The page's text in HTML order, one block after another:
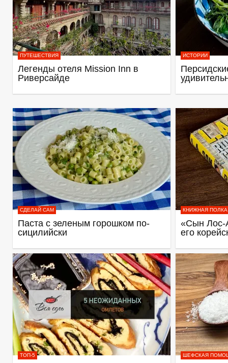
ПУТЕШЕСТВИЯ
Легенды отеля Mission Inn в
Риверсайде
ИСТОРИИ
СДЕЛАЙ САМ
Паста с зеленым горошком по-
сицилийски
КНИЖНАЯ ПОЛКА
«Сын Лос-
его
ТОП-5 ШЕФСКАЯ